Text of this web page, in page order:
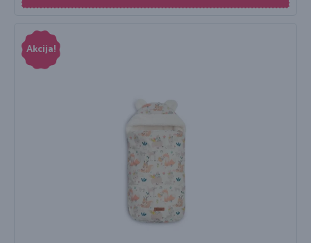
Akcija!